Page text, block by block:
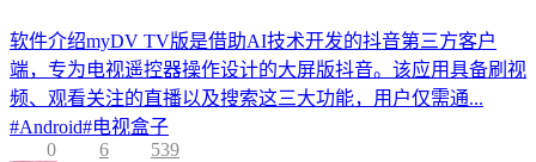
软件介绍myDV TV版是借助AI技术开发的抖音第三方客户
端，专为电视遥控器操作设计的大屏版抖音。该应用具备刷视
频、观看关注的直播以及搜索这三大功能，用户仅需通...
#Android#电视盒子
0
6 539